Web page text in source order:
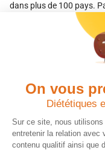
On vous
Diététiques
Sur ce site, nous utilisons
entretenir la relation avec
contenu qualitif ainsi que
dans plus de 100 pays.
qu’elles sont les premières
victimes des inégalités,
les femmes et les filles
Quels avantages fiscaux
Chaque don effectué à
association reconnue
publique comme CARE, est
déductible jusqu’à 75 %